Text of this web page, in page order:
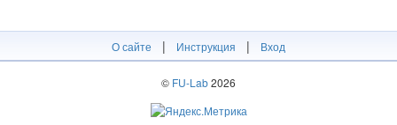
О сайте | Инструкция | Вход
© FU-Lab2026